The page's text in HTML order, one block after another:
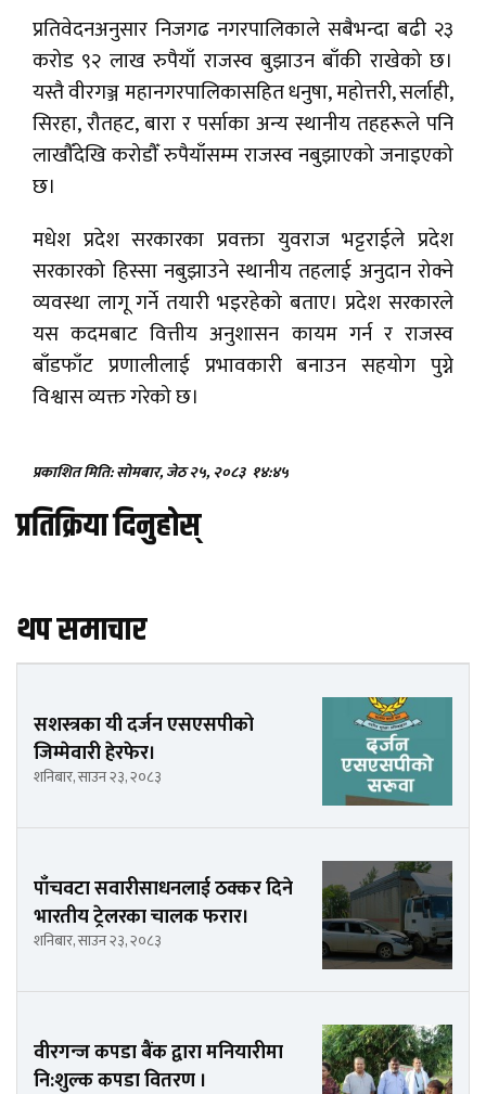
प्रतिवेदनअनुसार निजगढ नगरपालिकाले सबैभन्दा बढी २३
करोड ९२ लाख रुपैयाँ राजस्व बुझाउन बाँकी राखेको छ।
यस्तै वीरगञ्ज महानगरपालिकासहित धनुषा, महोत्तरी, सर्लाही,
सिरहा, रौतहट, बारा र पर्साका अन्य स्थानीय तहहरूले पनि
लाखौँदेखि करोडौँ रुपैयाँसम्म राजस्व नबुझाएको जनाइएको
छ।
मधेश प्रदेश सरकारका प्रवक्ता युवराज भट्टराईले प्रदेश
सरकारको हिस्सा नबुझाउने स्थानीय तहलाई अनुदान रोक्ने
व्यवस्था लागू गर्ने तयारी भइरहेको बताए। प्रदेश सरकारले
यस कदमबाट वित्तीय अनुशासन कायम गर्न र राजस्व
बाँडफाँट प्रणालीलाई प्रभावकारी बनाउन सहयोग पुग्ने
विश्वास व्यक्त गरेको छ।
प्रकाशित मिति: सोमबार, जेठ २५, २०८३ १४:४५
प्रतिक्रिया दिनुहोस्
थप समाचार
सशस्त्रका यी दर्जन एसएसपीको
जिम्मेवारी हेरफेर।
शनिबार, साउन २३, २०८३
पाँचवटा सवारीसाधनलाई ठक्कर दिने
भारतीय ट्रेलरका चालक फरार।
शनिबार, साउन २३, २०८३
वीरगन्ज कपडा बैंक द्वारा मनियारीमा
नि:शुल्क कपडा वितरण ।